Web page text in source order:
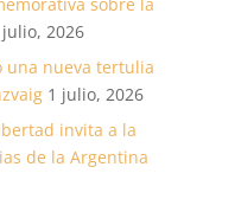
julio, 2026
una nueva tertulia
1 julio, 2026
invita a la
de la Argentina